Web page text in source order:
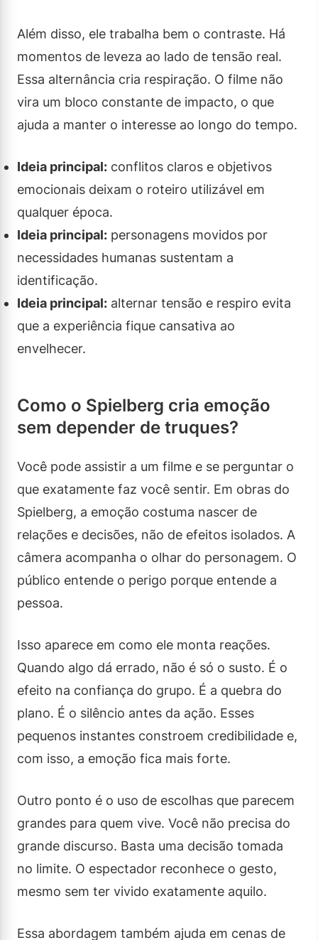
Além disso, ele trabalha bem o contraste. Há
momentos de leveza ao lado de tensão real.
Essa alternância cria respiração. O filme não
vira um bloco constante de impacto, o que
ajuda a manter o interesse ao longo do tempo.
Ideia principal: conflitos claros e objetivos
emocionais deixam o roteiro utilizável em
qualquer época.
Ideia principal: personagens movidos por
necessidades humanas sustentam a
identificação.
Ideia principal: alternar tensão e respiro evita
que a experiência fique cansativa ao
envelhecer.
Como o Spielberg cria emoção
sem depender de truques?
Você pode assistir a um filme e se perguntar o
que exatamente faz você sentir. Em obras do
Spielberg, a emoção costuma nascer de
relações e decisões, não de efeitos isolados. A
câmera acompanha o olhar do personagem. O
público entende o perigo porque entende a
pessoa.
Isso aparece em como ele monta reações.
Quando algo dá errado, não é só o susto. É o
efeito na confiança do grupo. É a quebra do
plano. É o silêncio antes da ação. Esses
pequenos instantes constroem credibilidade e,
com isso, a emoção fica mais forte.
Outro ponto é o uso de escolhas que parecem
grandes para quem vive. Você não precisa do
grande discurso. Basta uma decisão tomada
no limite. O espectador reconhece o gesto,
mesmo sem ter vivido exatamente aquilo.
Essa abordagem também ajuda em cenas de